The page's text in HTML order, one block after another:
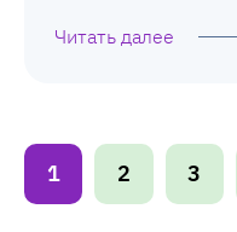
Читать далее
П
1 2 3